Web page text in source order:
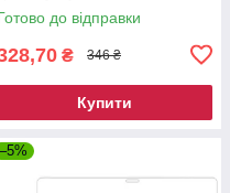
до відправки
₴ 346 ₴
Купити
–5%